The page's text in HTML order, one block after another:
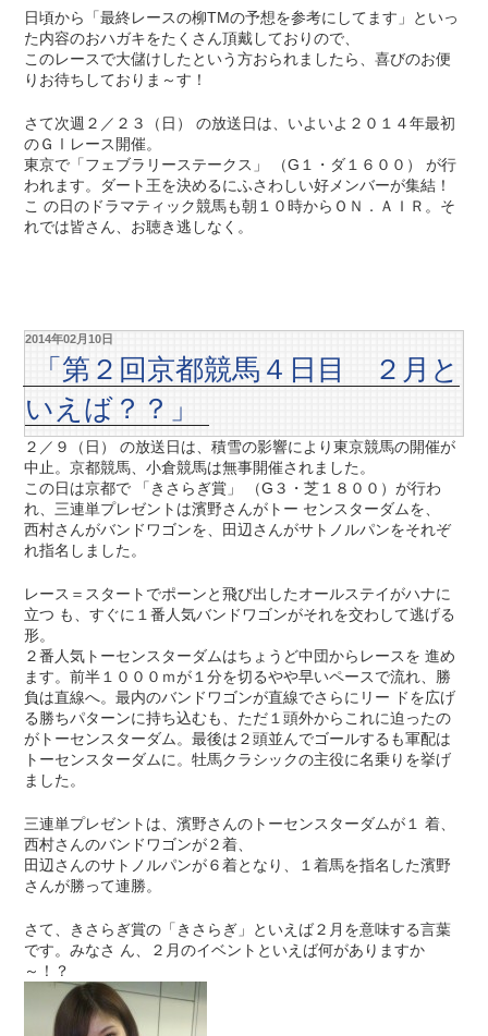
日頃から「最終レースの柳TMの予想を参考にしてます」といっ
た内容のおハガキをたくさん頂戴しておりので、
このレースで大儲けしたという方おられましたら、喜びのお便
りお待ちしておりま～す！
さて次週２／２３（日） の放送日は、いよいよ２０１４年最初
のＧⅠレース開催。
東京で「フェブラリーステークス」 （G１・ダ１６００） が行
われます。ダート王を決めるにふさわしい好メンバーが集結！
こ の日のドラマティック競馬も朝１０時からＯＮ．ＡＩＲ。そ
れでは皆さん、お聴き逃しなく。
2014年02月10日
「第２回京都競馬４日目 ２月と
いえば？？」
２／９（日） の放送日は、積雪の影響により東京競馬の開催が
中止。京都競馬、小倉競馬は無事開催されました。
この日は京都で 「きさらぎ賞」 （G３・芝１８００）が行わ
れ、三連単プレゼントは濱野さんがトー センスターダムを、
西村さんがバンドワゴンを、田辺さんがサトノルパンをそれぞ
れ指名しました。
レース＝スタートでポーンと飛び出したオールステイがハナに
立つ も、すぐに１番人気バンドワゴンがそれを交わして逃げる
形。
２番人気トーセンスターダムはちょうど中団からレースを 進め
ます。前半１０００ｍが１分を切るやや早いペースで流れ、勝
負は直線へ。最内のバンドワゴンが直線でさらにリー ドを広げ
る勝ちパターンに持ち込むも、ただ１頭外からこれに迫ったの
がトーセンスターダム。最後は２頭並んでゴールするも軍配は
トーセンスターダムに。牡馬クラシックの主役に名乗りを挙げ
ました。
三連単プレゼントは、濱野さんのトーセンスターダムが１ 着、
西村さんのバンドワゴンが２着、
田辺さんのサトノルパンが６着となり、１着馬を指名した濱野
さんが勝って連勝。
さて、きさらぎ賞の「きさらぎ」といえば２月を意味する言葉
です。みなさ ん、２月のイベントといえば何がありますか
～！？